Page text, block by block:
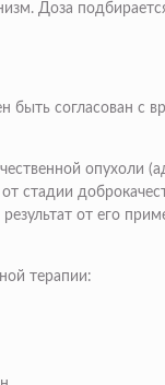
Доза
быть согласован с
опухоли
стадии
от его
терапии: